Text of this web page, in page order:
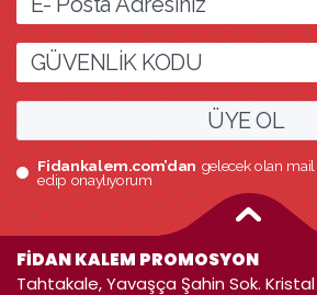
ÜYE OL
Fidankalem.com’dangelecek olan
edip onaylıyorum
FİDAN KALEM PROMOSYON
Tahtakale, Yavaşça Şahin Sok. Kristal